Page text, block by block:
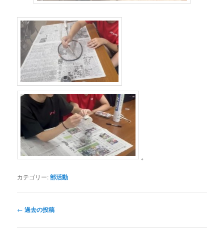
。
カテゴリー:部活動
投
ナ
← 過去の投稿